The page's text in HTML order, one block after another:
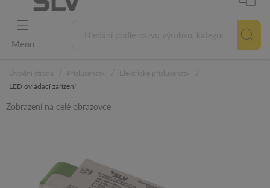
Menu
LED ovládací zařízení
Zobrazení na celé obrazovce